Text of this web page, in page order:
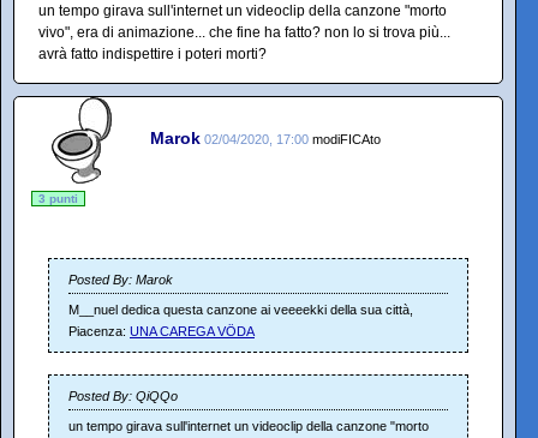
un tempo girava sull'internet un videoclip della canzone "morto
vivo", era di animazione... che fine ha fatto? non lo si trova più...
avrà fatto indispettire i poteri morti?
Marok 02/04/2020, 17:00 modiFICAto
3 punti
Posted By: Marok
M__nuel dedica questa canzone ai veeeekki della sua città,
Piacenza: UNA CAREGA VÖDA
Posted By: QiQQo
un tempo girava sull'internet un videoclip della canzone "morto